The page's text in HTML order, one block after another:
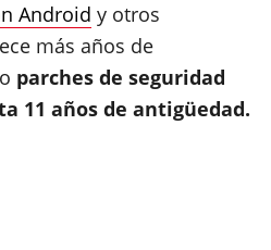
Android y otros
más años de
parches de seguridad
11 años de antigüedad.